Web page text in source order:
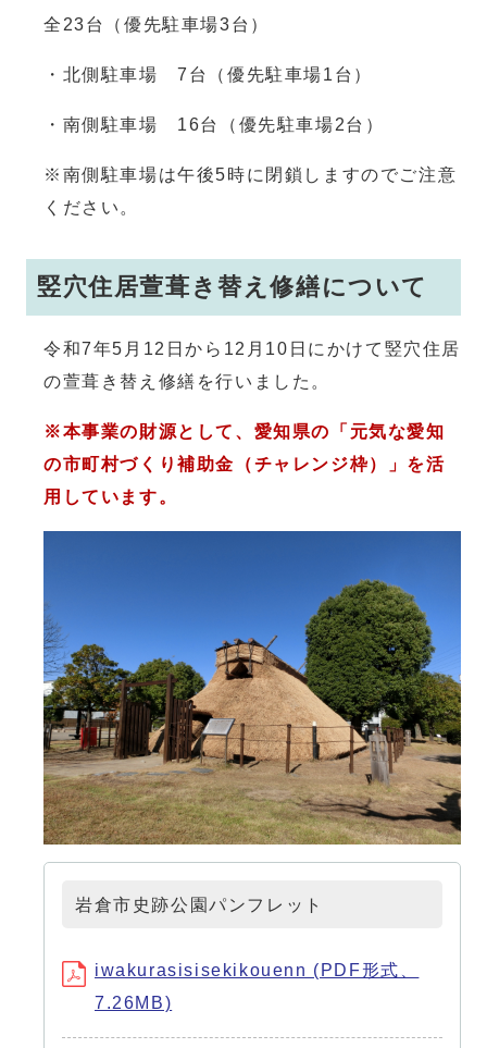
全23台（優先駐車場3台）
・北側駐車場 7台（優先駐車場1台）
・南側駐車場 16台（優先駐車場2台）
※南側駐車場は午後5時に閉鎖しますのでご注意
ください。
竪穴住居萱葺き替え修繕について
令和7年5月12日から12月10日にかけて竪穴住居
の萱葺き替え修繕を行いました。
※本事業の財源として、愛知県の「元気な愛知
の市町村づくり補助金（チャレンジ枠）」を活
用しています。
岩倉市史跡公園パンフレット
iwakurasisisekikouenn (PDF形式、
7.26MB)